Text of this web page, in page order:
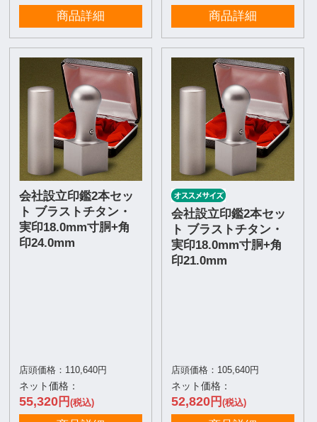
商品詳細 商品詳細
会社設立印鑑2本セッ
ト ブラストチタン・
実印18.0mm寸胴+角
印24.0mm
店頭価格：110,640円
ネット価格：
55,320円(税込)
会社設立印鑑2本セッ
ト ブラストチタン・
実印18.0mm寸胴+角
印21.0mm
店頭価格：105,640円
ネット価格：
52,820円 (税込)